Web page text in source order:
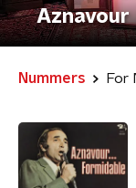
Aznavour
Nummers For